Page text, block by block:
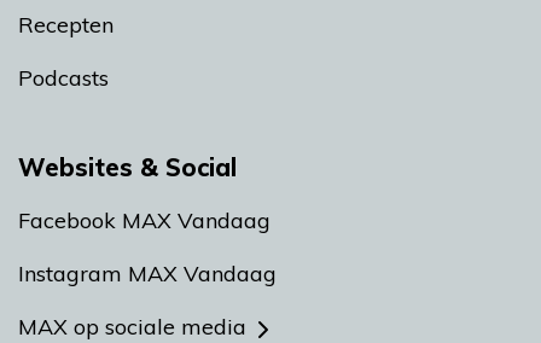
Recepten
Podcasts
Websites & Social
Facebook MAX Vandaag
Instagram MAX Vandaag
MAX op sociale media